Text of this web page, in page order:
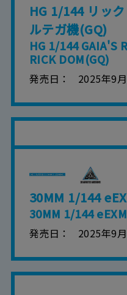
HG 1/144 リッ
ルテガ機(GQ)
HG 1/144 GAIA'S
RICK DOM(GQ)
発売日 2025年9
30MM 1/144
30MM 1/144
発売日 2025年9